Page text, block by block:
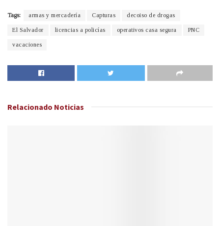
Tags: armas y mercadería Capturas decoiso de drogas
El Salvador licencias a policías operativos casa segura PNC
vacaciones
Relacionado Noticias